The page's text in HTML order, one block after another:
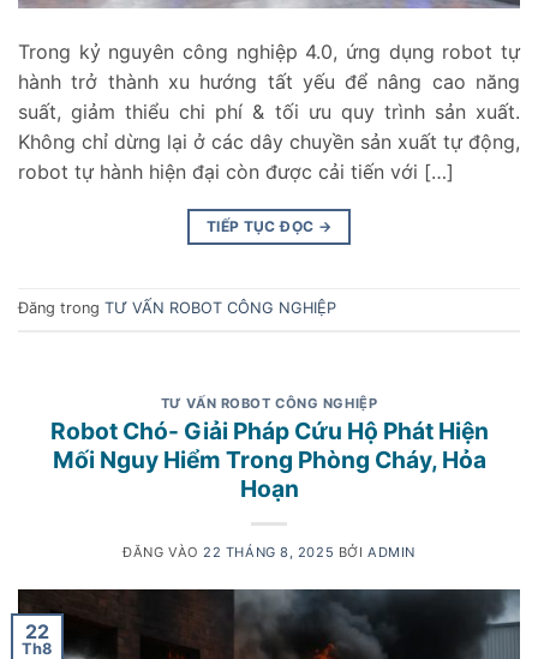
Trong kỷ nguyên công nghiệp 4.0, ứng dụng robot tự
hành trở thành xu hướng tất yếu để nâng cao năng
suất, giảm thiểu chi phí & tối ưu quy trình sản xuất.
Không chỉ dừng lại ở các dây chuyền sản xuất tự động,
robot tự hành hiện đại còn được cải tiến với […]
TIẾP TỤC ĐỌC →
Đăng trong TƯ VẤN ROBOT CÔNG NGHIỆP
TƯ VẤN ROBOT CÔNG NGHIỆP
Robot Chó- Giải Pháp Cứu Hộ Phát Hiện
Mối Nguy Hiểm Trong Phòng Cháy, Hỏa
Hoạn
ĐĂNG VÀO22 THÁNG 8, 2025 BỞI ADMIN
22
Th8